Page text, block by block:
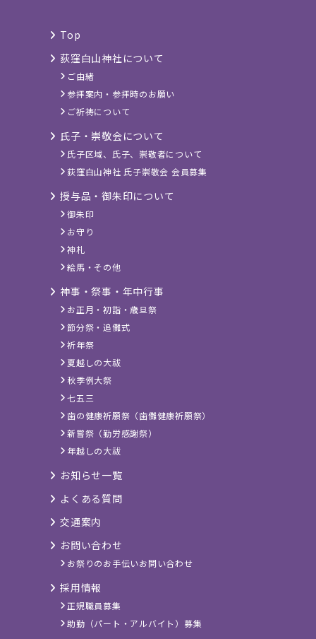
Top
荻窪白山神社について
ご由緒
参拝案内・参拝時のお願い
ご祈祷について
氏子・崇敬会について
氏子区域、氏子、崇敬者について
荻窪白山神社 氏子崇敬会 会員募集
授与品・御朱印について
御朱印
お守り
神札
絵馬・その他
神事・祭事・年中行事
お正月・初詣・歳旦祭
節分祭・追儺式
祈年祭
夏越しの大祓
秋季例大祭
七五三
歯の健康祈願祭（歯儺健康祈願祭）
新嘗祭（勤労感謝祭）
年越しの大祓
お知らせ一覧
よくある質問
交通案内
お問い合わせ
お祭りのお手伝いお問い合わせ
採用情報
正規職員募集
助勤（パート・アルバイト）募集